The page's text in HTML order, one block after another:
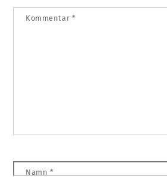
Kommentar *
Namn *